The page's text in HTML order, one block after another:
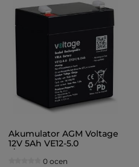
Akumulator AGM Voltage
12V 5Ah VE12-5.0
0 ocen